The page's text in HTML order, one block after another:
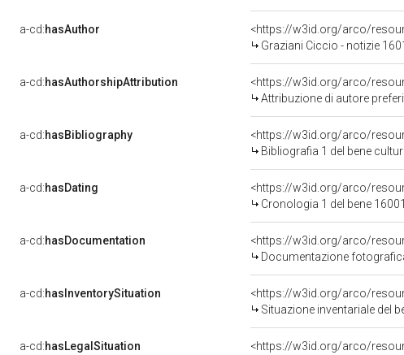
a-cd:hasAuthor
<https://w3id.org/arco/
Graziani Ciccio - notizie 1601
a-cd:hasAuthorshipAttribution
<https://w3id.org/arco/
Attribuzione di autore
a-cd:hasBibliography
<https://w3id.org/arco/
Bibliografia 1 del bene
a-cd:hasDating
<https://w3id.org/arco/
Cronologia 1 del bene
a-cd:hasDocumentation
<https://w3id.org/arco/
Documentazione
a-cd:hasInventorySituation
<https://w3id.org/arco/
Situazione inventariale del
a-cd:hasLegalSituation
<https://w3id.org/arco/